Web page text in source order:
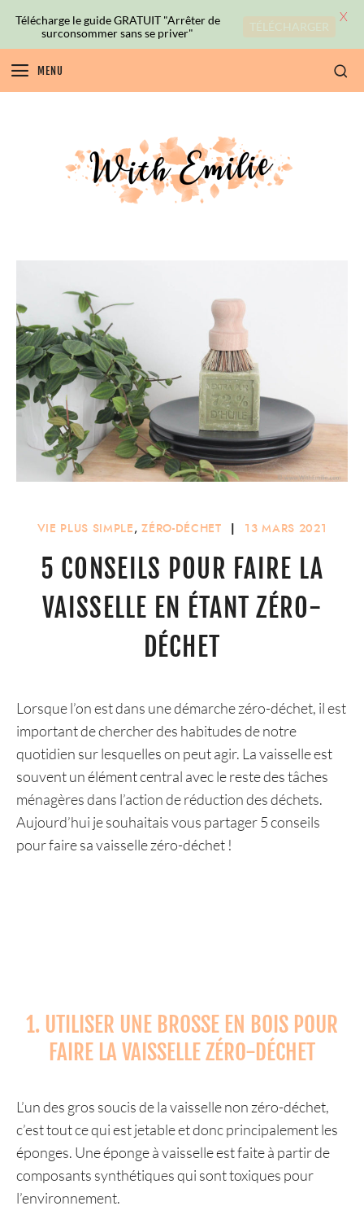
MENU
VIE PLUS SIMPLE,ZÉRO-DÉCHET | 13 MARS 2021
5 CONSEILS POUR FAIRE LA
VAISSELLE EN ÉTANT ZÉRO-
DÉCHET
Lorsque l’on est dans une démarche zéro-déchet, il est
important de chercher des habitudes de notre
quotidien sur lesquelles on peut agir. La vaisselle est
souvent un élément central avec le reste des tâches
ménagères dans l’action de réduction des déchets.
Aujourd’hui je souhaitais vous partager 5 conseils
pour faire sa vaisselle zéro-déchet !
1. UTILISER UNE BROSSE EN BOIS POUR
FAIRE LA VAISSELLE ZÉRO-DÉCHET
L’un des gros soucis de la vaisselle non zéro-déchet,
c’est tout ce qui est jetable et donc principalement les
éponges. Une éponge à vaisselle est faite à partir de
composants synthétiques qui sont toxiques pour
l’environnement.
Télécharge le guide GRATUIT "Arrêter de
surconsommer sans se priver"
TÉLÉCHARGER
X